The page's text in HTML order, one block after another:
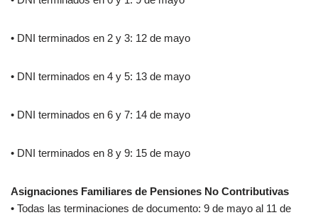
• DNI terminados en 2 y 3: 12 de mayo
• DNI terminados en 4 y 5: 13 de mayo
• DNI terminados en 6 y 7: 14 de mayo
• DNI terminados en 8 y 9: 15 de mayo
Asignaciones Familiares de Pensiones No Contributivas
• Todas las terminaciones de documento: 9 de mayo al 11 de